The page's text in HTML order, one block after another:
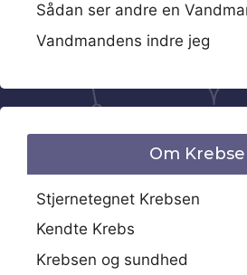
Sådan ser andre en
Vandmandens indre jeg
Om
Stjernetegnet Krebsen
Kendte Krebs
Krebsen og sundhed